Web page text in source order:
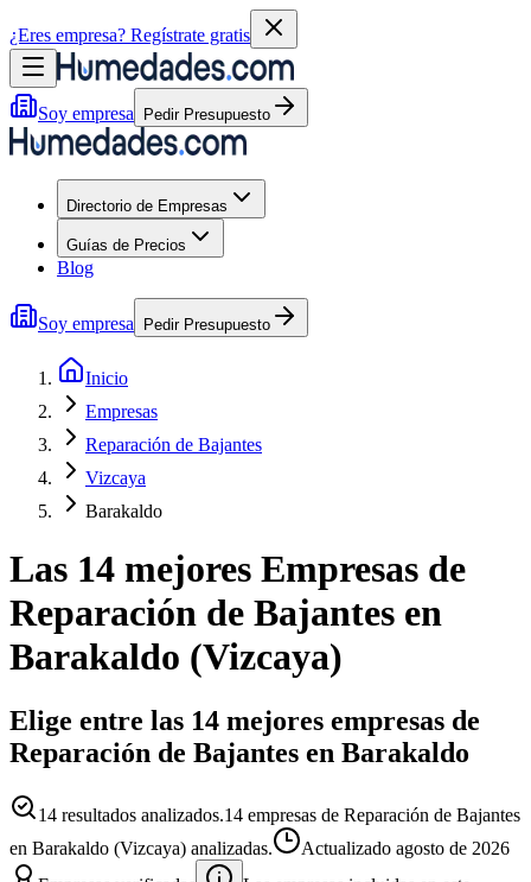
¿Eres empresa? Regístrate gratis
Soy empresa Pedir Presupuesto
Directorio de Empresas
Guías de Precios
Blog
Soy empresa Pedir Presupuesto
Inicio
Empresas
Reparación de Bajantes
Vizcaya
Barakaldo
Las 14 mejores Empresas de
Reparación de Bajantes en
Barakaldo (Vizcaya)
Elige entre las 14 mejores empresas de
Reparación de Bajantes en Barakaldo
14 resultados analizados.14 empresas de Reparación de Bajantes
en Barakaldo (Vizcaya) analizadas.
Actualizado agosto de 2026